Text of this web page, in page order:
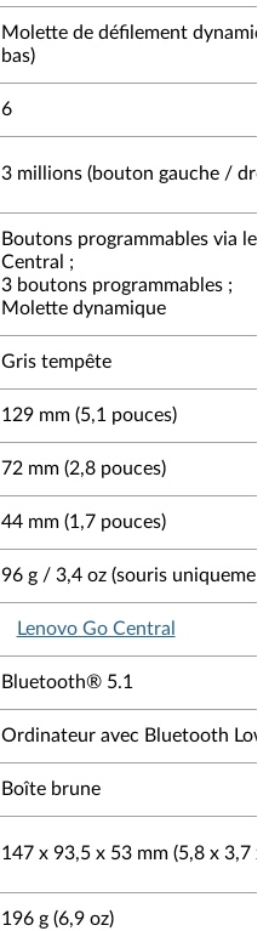
Molette de défilement
bas)
6
3 millions (bouton gauche /
Boutons programmables via le
Central ;
3 boutons programmables ;
Molette dynamique
Gris tempête
129 mm (5,1 pouces)
72 mm (2,8 pouces)
44 mm (1,7 pouces)
96 g / 3,4 oz (souris
Lenovo Go Central
Bluetooth® 5.1
Ordinateur avec Bluetooth
Boîte brune
147 x 93,5 x 53 mm (5,8 x 3,7
196 g (6,9 oz)